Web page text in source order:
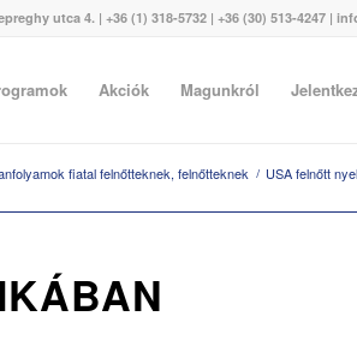
utca 4. | +36 (1) 318-5732 | +36 (30) 513-4247 |
Akciók Magunkról
fiatal felnőtteknek, felnőtteknek / USA felnőtt